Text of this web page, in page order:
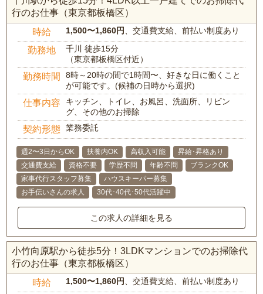
行のお仕事（東京都板橋区）
時給 1,500〜1,860円 、交通費支給、前払い制度あり
勤務地
千川 徒歩15分
（東京都板橋区付近）
勤務時間
8時～20時の間で1時間〜、好きな日に働くこと
が可能です。(候補の日時から選択)
仕事内容
キッチン、トイレ、お風呂、洗面所、リビン
グ、その他のお掃除
契約形態 業務委託
週2〜3日からOK 扶養内OK 高収入可能
昇給･昇格あり
交通費支給
資格不要 学歴不問 年齢不問
ブランクOK
家事代行スタッフ募集
ハウスキーパー募集
お手伝いさんの求人
30代･40代･50代活躍中
この求人の詳細を見る
小竹向原駅から徒歩5分！3LDKマンションでのお掃除代
行のお仕事（東京都板橋区）
時給 1,500〜1,860円 、交通費支給、前払い制度あり